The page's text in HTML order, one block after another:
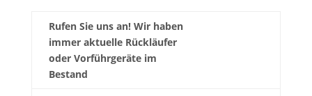
Rufen Sie uns an! Wir haben
immer aktuelle Rückläufer
oder Vorführgeräte im
Bestand